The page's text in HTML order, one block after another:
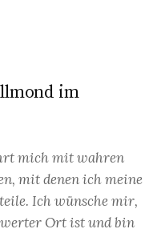
im
mich mit wahren
mit denen ich meine
Ich wünsche mir,
Ort ist und bin